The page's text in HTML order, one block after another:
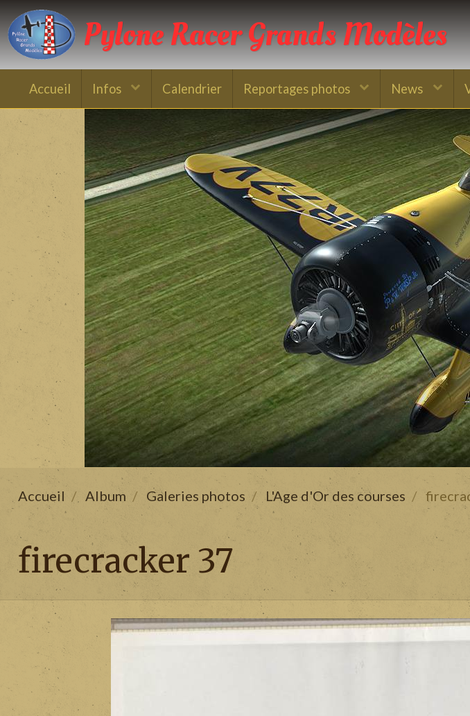
Pylone Racer Grands Modèles
Accueil Infos Calendrier Reportages photos News
Accueil Album Galeries photos L'Age d'Or des courses
firecracker 37